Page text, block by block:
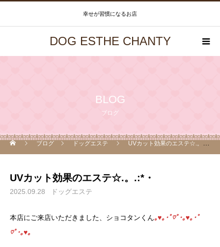
幸せが習慣になるお店
DOG ESTHE CHANTY
BLOG
ブログ
ブログ ドッグエステ UVカット効果のエステ☆.。.:*・
UVカット効果のエステ☆.。.:*・
2025.09.28 ドッグエステ
本店にご来店いただきました、ショコタンくん｡♥｡･ﾟ♡ﾟ･｡♥｡･ﾟ
♡ﾟ･｡♥｡